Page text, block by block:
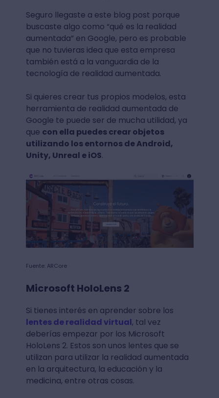
Seguro llegaste a este blog post porque
buscaste algo como “qué es la realidad
aumentada” en Google, pero es probable
que no tuvieras idea que esta empresa
también está a la vanguardia de la
tecnología de realidad aumentada.
Si quieres crear tus propios modelos, esta
herramienta de realidad aumentada de
Google te puede ser de mucha utilidad, ya
que con ella puedes crear objetos
utilizando los entornos de Android,
Unity, Unreal e iOS.
Fuente: ARCore
Microsoft HoloLens 2
Si tienes interés en aprender sobre los
lentes de realidad virtual, tal vez
deberías empezar por los Microsoft
HoloLens 2. Estos son unos lentes que se
utilizan para utilizar la realidad aumentada
en la arquitectura, la educación y la
medicina, entre otras cosas.